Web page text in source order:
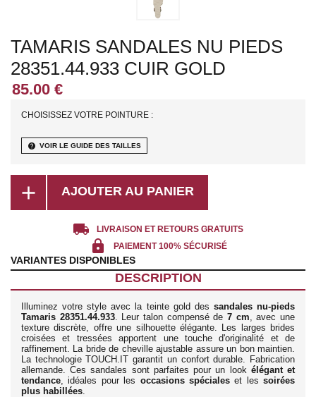
TAMARIS SANDALES NU PIEDS
28351.44.933 CUIR GOLD
CHOISISSEZ VOTRE POINTURE :
help VOIR LE GUIDE DES TAILLES
add AJOUTER AU PANIER
local_shipping LIVRAISON ET RETOURS GRATUITS
lock PAIEMENT 100% SÉCURISÉ
VARIANTES DISPONIBLES
DESCRIPTION
Illuminez votre style avec la teinte gold des sandales nu-pieds
Tamaris 28351.44.933. Leur talon compensé de7 cm , avec une
texture discrète, offre une silhouette élégante. Les larges brides
croisées et tressées apportent une touche d'originalité et de
raffinement. La bride de cheville ajustable assure un bon maintien.
La technologie TOUCH.IT garantit un confort durable. Fabrication
allemande. Ces sandales sont parfaites pour un look élégant et
tendance , idéales pour les occasions spécialeset les soirées
plus habillées